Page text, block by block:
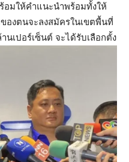
อมให้คำแนะนำพร้อมทั้งให้
องตนจะลงสมัครในเขตพื้นที่
นเปอร์เซ็นต์ จะได้รับเลือกตั้ง